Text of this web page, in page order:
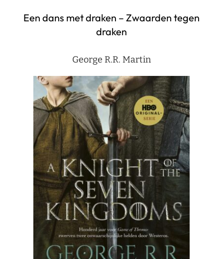
Een dans met draken – Zwaarden tegen
draken
George R.R. Martin